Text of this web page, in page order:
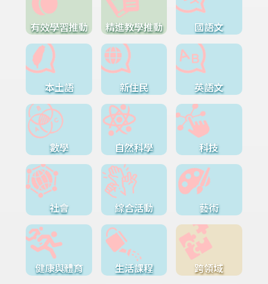
有效學習推動 精進教學推動 國語文
本土語 新住民 英語文
數學 自然科學 科技
社會 綜合活動 藝術
健康與體育 生活課程 跨領域